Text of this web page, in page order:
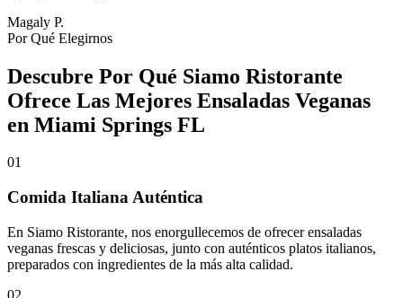
Magaly P.
Por Qué Elegirnos
Descubre Por Qué Siamo Ristorante
Ofrece Las Mejores Ensaladas Veganas
en Miami Springs FL
01
Comida Italiana Auténtica
En Siamo Ristorante, nos enorgullecemos de ofrecer ensaladas
veganas frescas y deliciosas, junto con auténticos platos italianos,
preparados con ingredientes de la más alta calidad.
02